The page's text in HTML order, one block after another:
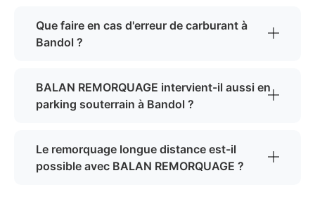
Que faire en cas d'erreur de carburant à
Bandol ?
BALAN REMORQUAGE intervient-il aussi en
parking souterrain à Bandol ?
Le remorquage longue distance est-il
possible avec BALAN REMORQUAGE ?